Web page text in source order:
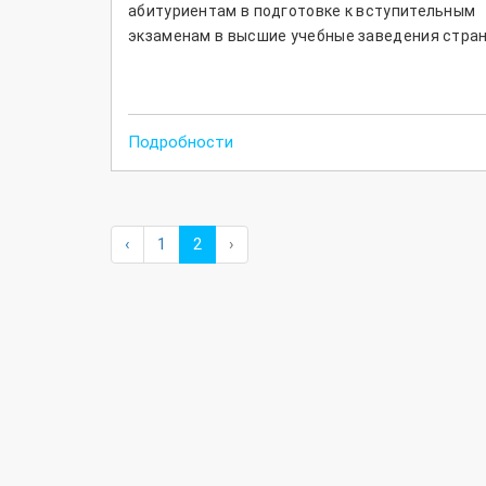
абитуриентам в подготовке к вступительным
экзаменам в высшие учебные заведения
Подробности
‹ 1 2 ›